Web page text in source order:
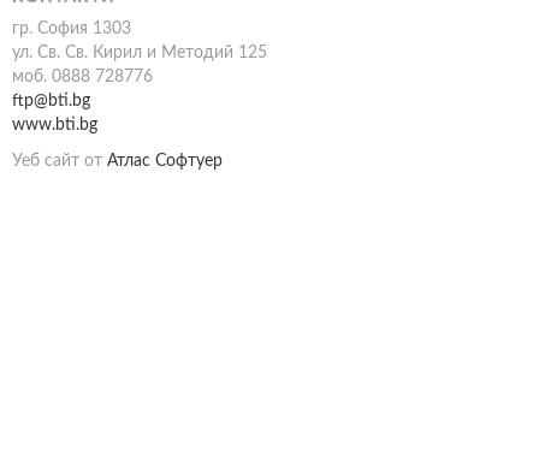
гр. София 1303
ул. Св. Св. Кирил и Методий 125
моб. 0888 728776
ftp@bti.bg
www.bti.bg
Уеб сайт от Атлас Софтуер